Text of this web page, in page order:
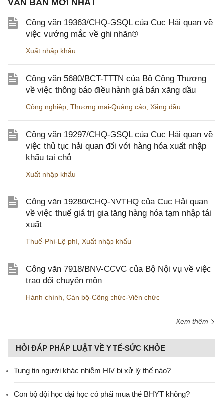
VĂN BẢN MỚI NHẤT
Công văn 19363/CHQ-GSQL của Cục Hải quan về
việc vướng mắc về ghi nhãn®
Xuất nhập khẩu
Công văn 5680/BCT-TTTN của Bộ Công Thương
về việc thông báo điều hành giá bán xăng dầu
Công nghiệp Thương mại-Quảng cáo Xăng dầu
Công văn 19297/CHQ-GSQL của Cục Hải quan về
việc thủ tục hải quan đối với hàng hóa xuất nhập
khẩu tại chỗ
Xuất nhập khẩu
Công văn 19280/CHQ-NVTHQ của Cục Hải quan
về việc thuế giá trị gia tăng hàng hóa tạm nhập tái
xuất
Thuế-Phí-Lệ phí Xuất nhập khẩu
Công văn 7918/BNV-CCVC của Bộ Nội vụ về việc
trao đổi chuyên môn
Hành chính Cán bộ-Công chức-Viên chức
Xem thêm
HỎI ĐÁP PHÁP LUẬT VỀ Y TẾ-SỨC KHỎE
Tung tin người khác nhiễm HIV bị xử lý thế nào?
Con bộ đội học đại học có phải mua thẻ BHYT không?